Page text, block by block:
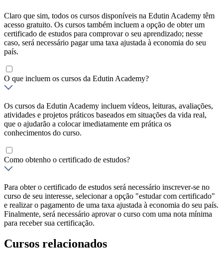
Claro que sim, todos os cursos disponíveis na Edutin Academy têm
acesso gratuito. Os cursos também incluem a opção de obter um
certificado de estudos para comprovar o seu aprendizado; nesse
caso, será necessário pagar uma taxa ajustada à economia do seu
país.
O que incluem os cursos da Edutin Academy?
Os cursos da Edutin Academy incluem vídeos, leituras, avaliações,
atividades e projetos práticos baseados em situações da vida real,
que o ajudarão a colocar imediatamente em prática os
conhecimentos do curso.
Como obtenho o certificado de estudos?
Para obter o certificado de estudos será necessário inscrever-se no
curso de seu interesse, selecionar a opção "estudar com certificado"
e realizar o pagamento de uma taxa ajustada à economia do seu país.
Finalmente, será necessário aprovar o curso com uma nota mínima
para receber sua certificação.
Cursos relacionados